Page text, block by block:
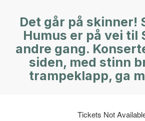
Det går på skinner!
Humus er på vei til
andre gang.
siden, med stinn
trampeklapp, ga
Tickets Not